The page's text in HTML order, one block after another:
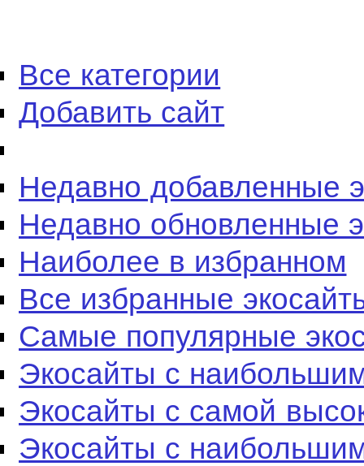
Все категории
Добавить сайт
Недавно добавленные
Недавно обновленные
Наиболее в избранном
Все избранные
Самые популярные
Экосайты с
Экосайты с самой
Экосайты с